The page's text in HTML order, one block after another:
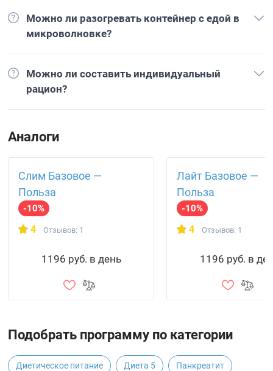
Можно ли разогревать контейнер с едой в
микроволновке?
Можно ли составить индивидуальный
рацион?
Аналоги
Слим Базовое —
Польза
-10%
4 Отзывов: 1
1196 руб. в день
Лайт Базовое —
Польза
-10%
4 Отзывов: 1
1196 руб. в
Подобрать программу по категории
Диетическое питание Диета 5 Панкреатит